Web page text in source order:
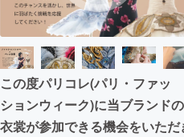
ビジネス・起業
まちづくり・地域活
CAMPFIRE for Social
この度パリコレ(パリ・ファッ
ションウィーク)に当ブランドの
衣裳が参加できる機会をいただ